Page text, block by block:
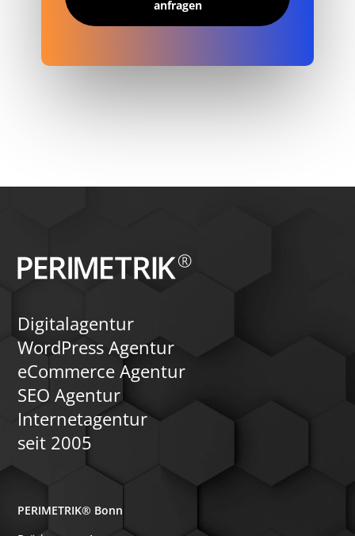
anfragen
Digitalagentur
WordPress Agentur
eCommerce Agentur
SEO Agentur
Internetagentur
seit 2005
PERIMETRIK® Bonn